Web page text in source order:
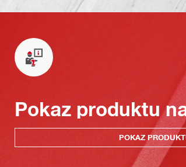
Pokaz produktu
POKAZ